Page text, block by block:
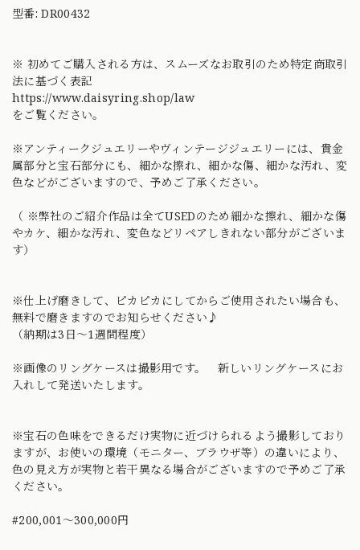
型番: DR00432
※ 初めてご購入される方は、スムーズなお取引のため特定商取引
法に基づく表記
https://www.daisyring.shop/law
をご覧ください。
※アンティークジュエリーやヴィンテージジュエリーには、貴金
属部分と宝石部分にも、細かな擦れ、細かな傷、細かな汚れ、変
色などがございますので、予めご了承ください。
（ ※弊社のご紹介作品は全てUSEDのため細かな擦れ、細かな傷
やカケ、細かな汚れ、変色などリペアしきれない部分がございま
す）
※仕上げ磨きして、ピカピカにしてからご使用されたい場合も、
無料で磨きますのでお知らせください♪
（納期は3日〜1週間程度）
※画像のリングケースは撮影用です。 新しいリングケースにお
入れして発送いたします。
※宝石の色味をできるだけ実物に近づけられるよう撮影しており
ますが、お使いの環境（モニター、ブラウザ等）の違いにより、
色の見え方が実物と若干異なる場合がございますので予めご了承
ください。
#200,001～300,000円